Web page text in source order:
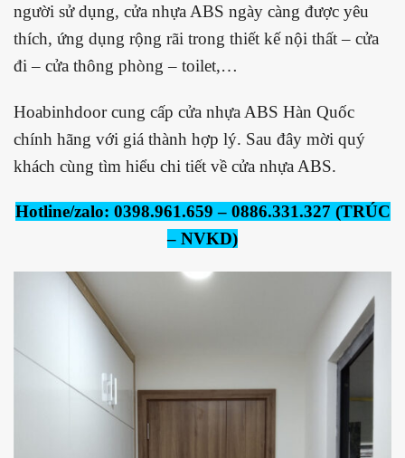
người sử dụng, cửa nhựa ABS ngày càng được yêu
thích, ứng dụng rộng rãi trong thiết kế nội thất – cửa
đi – cửa thông phòng – toilet,…
Hoabinhdoor cung cấp cửa nhựa ABS Hàn Quốc
chính hãng với giá thành hợp lý. Sau đây mời quý
khách cùng tìm hiểu chi tiết về cửa nhựa ABS.
Hotline/zalo: 0398.961.659 – 0886.331.327 (TRÚC
– NVKD)